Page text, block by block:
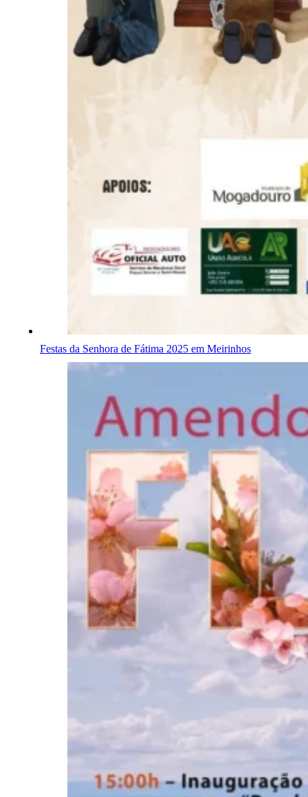
Festas da Senhora de Fátima 2025 em Meirinhos